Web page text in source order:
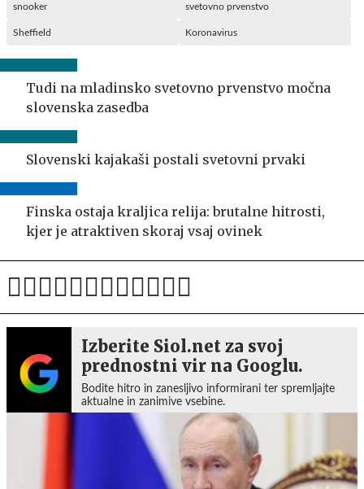
snooker svetovno prvenstvo
Sheffield Koronavirus
Tudi na mladinsko svetovno prvenstvo močna
slovenska zasedba
Slovenski kajakaši postali svetovni prvaki
Finska ostaja kraljica relija: brutalne hitrosti,
kjer je atraktiven skoraj vsaj ovinek
Izberite Siol.net za svoj
prednostni vir na Googlu.
Bodite hitro in zanesljivo informirani ter spremljajte
aktualne in zanimive vsebine.